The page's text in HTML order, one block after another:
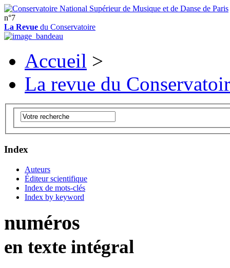
n°7
La Revue du Conservatoire
Accueil >
La revue du
Index
Auteurs
Éditeur scientifique
Index de mots-clés
Index by keyword
numéros
en texte intégral